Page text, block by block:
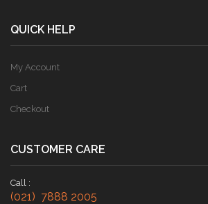
QUICK HELP
My Account
Cart
Checkout
CUSTOMER CARE
Call :
(021) 7888 2005